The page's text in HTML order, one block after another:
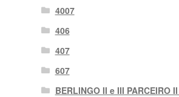
4007
406
407
607
BERLINGO II e III PARCEIRO